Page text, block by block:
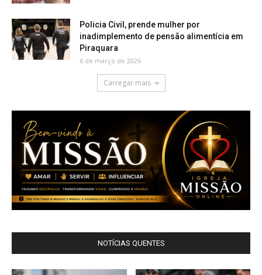
Policia Civil, prende mulher por
inadimplemento de pensão alimentícia em
Piraquara
6 de março de 2026
Carregar mais
NOTÍCIAS QUENTES